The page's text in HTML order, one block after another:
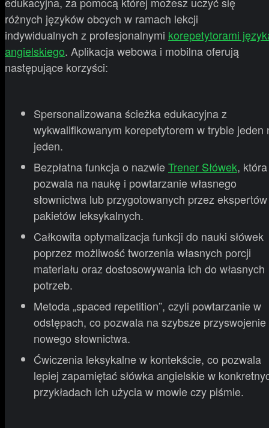
różnych języków obcych w ramach lekcji
indywidualnych z profesjonalnymi korepetytorami
angielskiego. Aplikacja webowa i mobilna oferują
następujące korzyści:
Spersonalizowana ścieżka edukacyjna z
wykwalifikowanym korepetytorem w trybie jeden
jeden.
Bezpłatna funkcja o nazwieTrener Słówek, która
pozwala na naukę i powtarzanie własnego
słownictwa lub przygotowanych przez ekspertów
pakietów leksykalnych.
Całkowita optymalizacja funkcji do nauki słówek
poprzez możliwość tworzenia własnych porcji
materiału oraz dostosowywania ich do własnych
potrzeb.
Metoda „spaced repetition”, czyli powtarzanie w
odstępach, co pozwala na szybsze przyswojenie
nowego słownictwa.
Ćwiczenia leksykalne w kontekście, co pozwala
lepiej zapamiętać słówka angielskie w
przykładach ich użycia w mowie czy piśmie.